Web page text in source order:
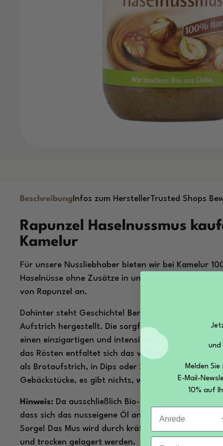
Beschreibung Infos zum HerstellerTrusted Shops
Rapunzel Haselnussmus
Kamelur
Für unsere Nussliebhaber bieten wir bei Kamelur
Haselnüsse ohne Zusätze in unserem leckeren und
von Rapunzel an.
Dahinter steht Geschichte! Bereits seit 1974 wird
Aufstrich hergestellt. Die sorgfältige Röstung und
einen einzigartigen und intensiven Geschmack der
das Rösten entfaltet sich das volle Aroma der
als Brotaufstrich, in Dips oder Saucen, im Müsli
Gebäckstücke, es gibt nichts, was das
Hinweis: Da ausschließlich Bio-Nüsse verwendet
dass sich das nusseigene Öl an der Oberfläche
Sorge! Das Mus wird durch kräftiges Durchrühren
und trocken gelagert werden.
und
Melden
E-Mail-
10% auf
Anrede
Email